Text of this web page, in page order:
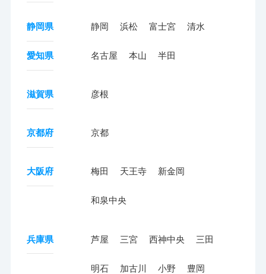
静岡県 静岡 浜松 富士宮 清水
愛知県 名古屋 本山 半田
滋賀県 彦根
京都府 京都
大阪府 梅田 天王寺 新金岡
和泉中央
兵庫県 芦屋 三宮 西神中央 三田
明石 加古川 小野 豊岡